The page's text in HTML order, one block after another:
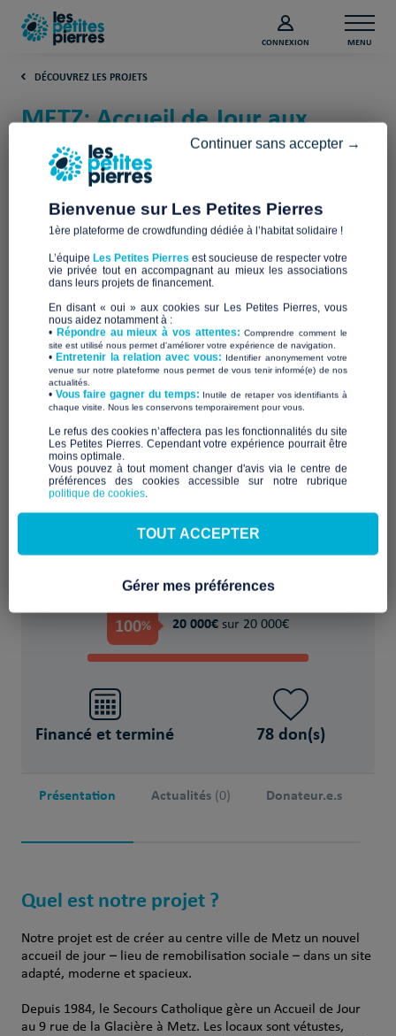
CONNEXION MENU
DÉCOUVREZ LES PROJETS
METZ: Accueil de Jour aux
normes COVID (Moselle)
Secours Catholique Caritas France
Favoriser l'accueil et l'échange dans un lieu
partagé
80 Personne(s) en situation de précarité
PROJET FINANCÉ !
100% 20 000€ sur 20 000€
Financé et terminé 78 don(s)
Présentation Actualités (0) Donateur.e.s
Quel est notre projet ?
Notre projet est de créer au centre ville de Metz un nouvel
accueil de jour – lieu de remobilisation sociale – dans un site
adapté, moderne et spacieux.
Depuis 1984, le Secours Catholique gère un Accueil de Jour
au 9 rue de la Glacière à Metz. Les locaux sont vétustes,
Bienvenue sur Les Petites Pierres
1ère plateforme de crowdfunding dédiée à l’habitat solidaire !
L’équipe Les Petites Pierres est soucieuse de respecter votre
vie privée tout en accompagnant au mieux les associations
dans leurs projets de financement.
En disant « oui » aux cookies sur Les Petites Pierres, vous
nous aidez notamment à :
• Répondre au mieux à vos attentes:Comprendre comment le
site est utilisé nous permet d'améliorer votre expérience de navigation.
•Entretenir la relation avec vous: Identifier anonymement votre
venue sur notre plateforme nous permet de vous tenir informé(e) de nos
actualités.
​• Vous faire gagner du temps: Inutile de retaper vos identifiants à
chaque visite. Nous les conservons temporairement pour vous.
​Le refus des cookies n’affectera pas les fonctionnalités du site
Les Petites Pierres. Cependant votre expérience pourrait être
moins optimale.​
Vous pouvez à tout moment changer d'avis via le centre de
préférences des cookies accessible sur notre rubrique
politique de cookies.
Continuer sans accepter →
TOUT ACCEPTER
Gérer mes préférences